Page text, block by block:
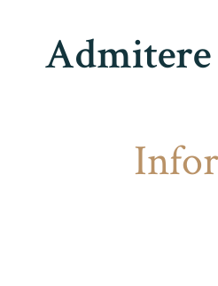
Admitere